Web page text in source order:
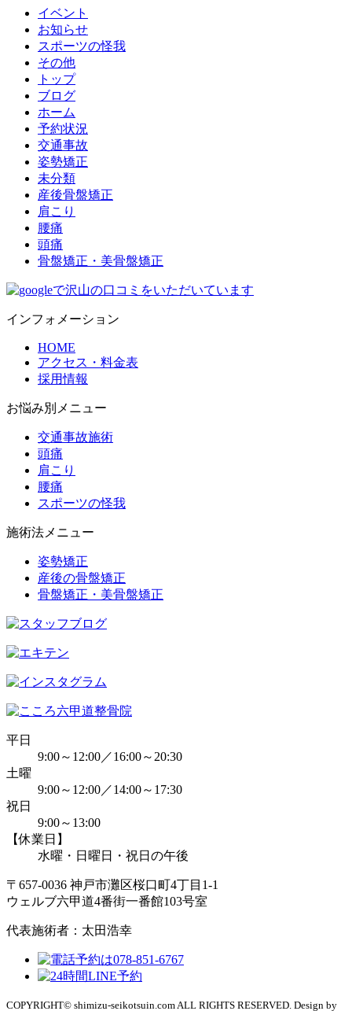
イベント
お知らせ
スポーツの怪我
その他
トップ
ブログ
ホーム
予約状況
交通事故
姿勢矯正
未分類
産後骨盤矯正
肩こり
腰痛
頭痛
骨盤矯正・美骨盤矯正
インフォメーション
HOME
アクセス・料金表
採用情報
お悩み別メニュー
交通事故施術
頭痛
肩こり
腰痛
スポーツの怪我
施術法メニュー
姿勢矯正
産後の骨盤矯正
骨盤矯正・美骨盤矯正
平日
9:00～12:00／16:00～20:30
土曜
9:00～12:00／14:00～17:30
祝日
9:00～13:00
【休業日】
水曜・日曜日・祝日の午後
〒657-0036 神戸市灘区桜口町4丁目1-1
ウェルブ六甲道4番街一番館103号室
代表施術者：太田浩幸
COPYRIGHT© shimizu-seikotsuin.com ALL RIGHTS RESERVED. Design by